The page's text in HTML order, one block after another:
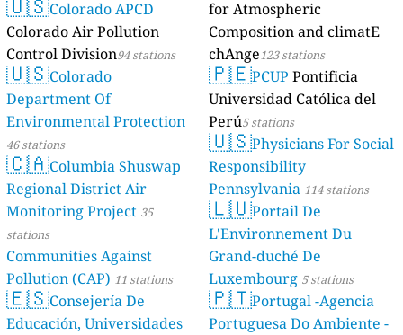
🇺🇸Colorado APCD
Colorado Air Pollution
Control Division94 stations
🇺🇸Colorado
Department Of
Environmental Protection
46 stations
🇨🇦Columbia Shuswap
Regional District Air
Monitoring Project 35
stations
Communities Against
Pollution (CAP) 11 stations
🇪🇸Consejería De
Educación, Universidades
for Atmospheric
Composition and climatE
chAnge123 stations
🇵🇪PCUP Pontificia
Universidad Católica del
Perú5 stations
🇺🇸Physicians For Social
Responsibility
Pennsylvania 114 stations
🇱🇺Portail De
L'Environnement Du
Grand-duché De
Luxembourg 5 stations
🇵🇹Portugal -Agencia
Portuguesa Do Ambiente -